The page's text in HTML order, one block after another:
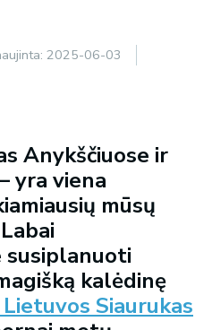
2025-06-03
Anykščiuose ir
yra viena
mūsų
susiplanuoti
kalėdinę
Siaurukas